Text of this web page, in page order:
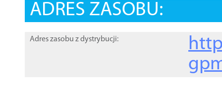
ADRES ZASOBU:
Adres zasobu z dystrybucji: